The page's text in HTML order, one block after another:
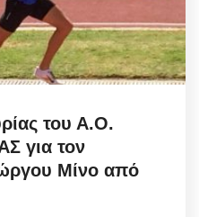
του Α.Ο.
για τον
Μίνο από